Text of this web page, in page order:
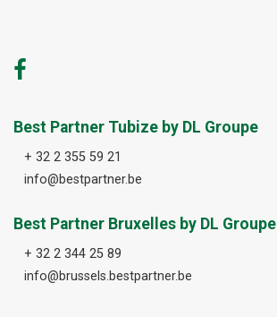
Best Partner Tubize by DL Groupe
+ 32 2 355 59 21
info@bestpartner.be
Best Partner Bruxelles by DL Groupe
+ 32 2 344 25 89
info@brussels.bestpartner.be